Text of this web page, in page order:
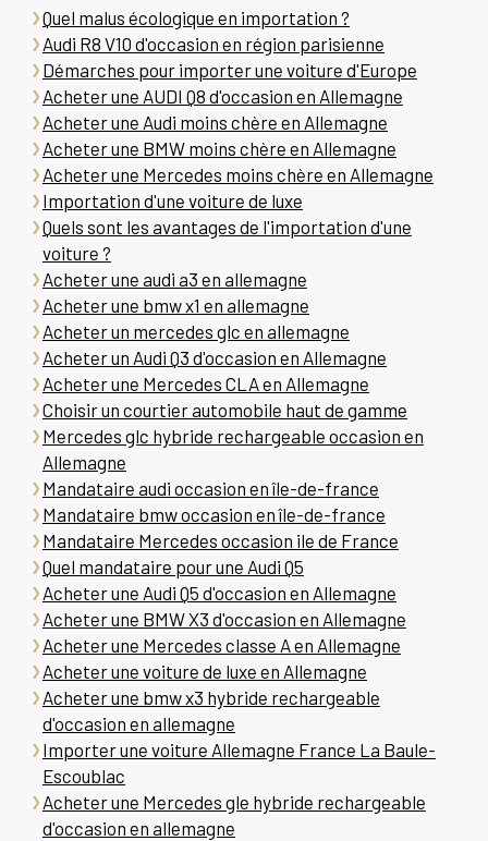
Quel malus écologique en importation ?
Audi R8 V10 d'occasion en région parisienne
Démarches pour importer une voiture d'Europe
Acheter une AUDI Q8 d'occasion en Allemagne
Acheter une Audi moins chère en Allemagne
Acheter une BMW moins chère en Allemagne
Acheter une Mercedes moins chère en Allemagne
Importation d'une voiture de luxe
Quels sont les avantages de l'importation d'une
voiture ?
Acheter une audi a3 en allemagne
Acheter une bmw x1 en allemagne
Acheter un mercedes glc en allemagne
Acheter un Audi Q3 d'occasion en Allemagne
Acheter une Mercedes CLA en Allemagne
Choisir un courtier automobile haut de gamme
Mercedes glc hybride rechargeable occasion en
Allemagne
Mandataire audi occasion en île-de-france
Mandataire bmw occasion en île-de-france
Mandataire Mercedes occasion ile de France
Quel mandataire pour une Audi Q5
Acheter une Audi Q5 d'occasion en Allemagne
Acheter une BMW X3 d'occasion en Allemagne
Acheter une Mercedes classe A en Allemagne
Acheter une voiture de luxe en Allemagne
Acheter une bmw x3 hybride rechargeable
d'occasion en allemagne
Importer une voiture Allemagne France La Baule-
Escoublac
Acheter une Mercedes gle hybride rechargeable
d'occasion en allemagne